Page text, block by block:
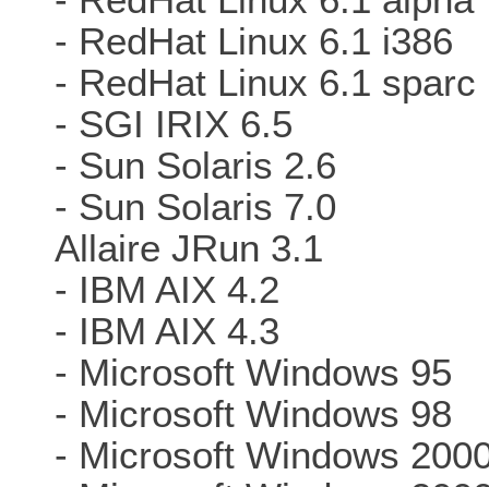
- RedHat Linux 6.1 i386
- RedHat Linux 6.1 sparc
- SGI IRIX 6.5
- Sun Solaris 2.6
- Sun Solaris 7.0
Allaire JRun 3.1
- IBM AIX 4.2
- IBM AIX 4.3
- Microsoft Windows 95
- Microsoft Windows 98
- Microsoft Windows